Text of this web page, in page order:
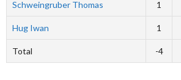
Schweingruber Thomas 1
Hug Iwan 1
Total -4